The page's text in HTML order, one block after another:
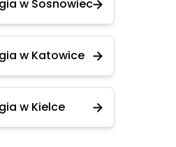
w Sosnowiec
w Katowice
w Kielce